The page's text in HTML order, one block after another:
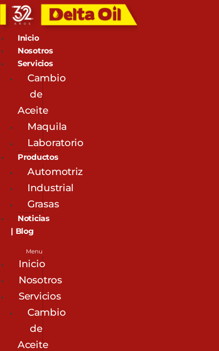
Inicio
Nosotros
Servicios
Cambio
de
Aceite
Maquila
Laboratorio
Productos
Automotriz
Industrial
Grasas
Noticias
| Blog
Menu
Inicio
Nosotros
Servicios
Cambio
de
Aceite